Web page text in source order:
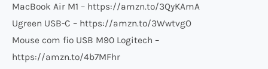
MacBook Air M1 – https://amzn.to/3QyKAmA
Ugreen USB-C – https://amzn.to/3WwtvgO
Mouse com fio USB M90 Logitech –
https://amzn.to/4b7MFhr